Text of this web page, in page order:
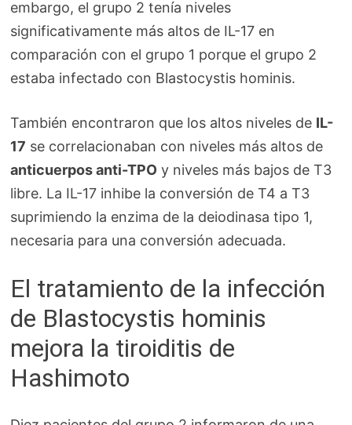
embargo, el grupo 2 tenía niveles
significativamente más altos de IL-17 en
comparación con el grupo 1 porque el grupo 2
estaba infectado con Blastocystis hominis.
También encontraron que los altos niveles de IL-
17 se correlacionaban con niveles más altos de
anticuerpos anti-TPO y niveles más bajos de T3
libre. La IL-17 inhibe la conversión de T4 a T3
suprimiendo la enzima de la deiodinasa tipo 1,
necesaria para una conversión adecuada.
El tratamiento de la infección
de Blastocystis hominis
mejora la tiroiditis de
Hashimoto